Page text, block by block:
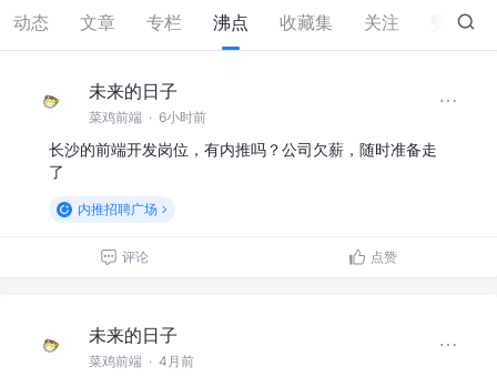
动态 文章 专栏 沸点 收藏集 关注 647
未来的日子
菜鸡前端 · 6小时前
长沙的前端开发岗位，有内推吗？公司欠薪，随时准备走
了
内推招聘广场
评论 点赞
未来的日子
菜鸡前端 · 4月前